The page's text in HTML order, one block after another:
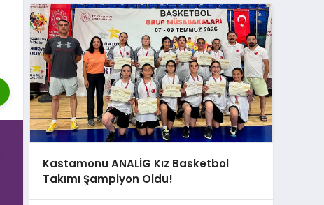
Kastamonu ANALİG Kız Basketbol
Takımı Şampiyon Oldu!